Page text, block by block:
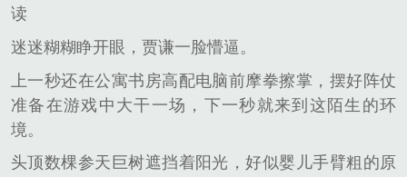
读
迷迷糊糊睁开眼，贾谦一脸懵逼。
上一秒还在公寓书房高配电脑前摩拳擦掌，摆好阵仗
准备在游戏中大干一场，下一秒就来到这陌生的环
境。
头顶数棵参天巨树遮挡着阳光，好似婴儿手臂粗的原